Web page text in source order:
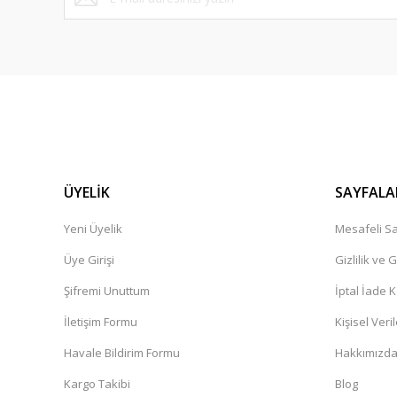
ÜYELİK
Yeni Üyelik
Üye Girişi
Şifremi Unuttum
İletişim Formu
Havale Bildirim Formu
Kargo Takibi
Mesafeli
Gizlilik ve
İptal İade
Kişisel
Hakkımızda
Blog